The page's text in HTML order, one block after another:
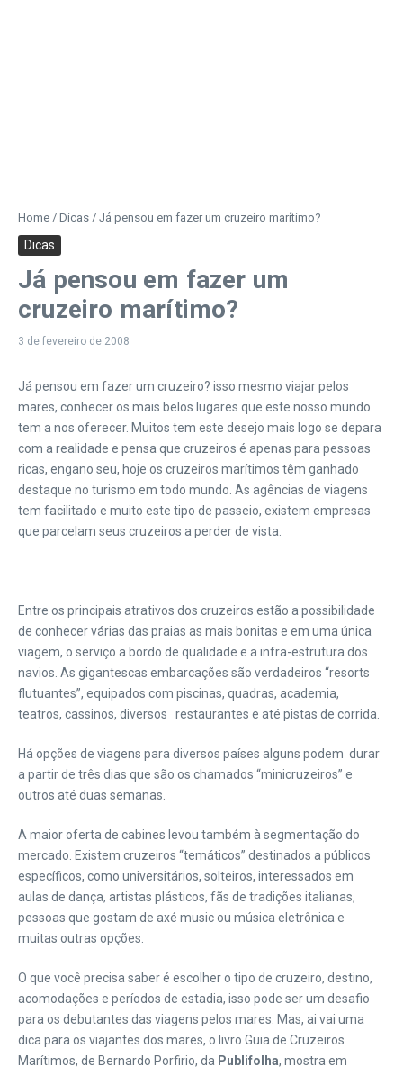
Home / Dicas / Já pensou em fazer um cruzeiro marítimo?
Dicas
Já pensou em fazer um
cruzeiro marítimo?
3 de fevereiro de 2008
Já pensou em fazer um cruzeiro? isso mesmo viajar pelos
mares, conhecer os mais belos lugares que este nosso mundo
tem a nos oferecer. Muitos tem este desejo mais logo se depara
com a realidade e pensa que cruzeiros é apenas para pessoas
ricas, engano seu, hoje os cruzeiros marítimos têm ganhado
destaque no turismo em todo mundo. As agências de viagens
tem facilitado e muito este tipo de passeio, existem empresas
que parcelam seus cruzeiros a perder de vista.
Entre os principais atrativos dos cruzeiros estão a possibilidade
de conhecer várias das praias as mais bonitas e em uma única
viagem, o serviço a bordo de qualidade e a infra-estrutura dos
navios. As gigantescas embarcações são verdadeiros “resorts
flutuantes”, equipados com piscinas, quadras, academia,
teatros, cassinos, diversos restaurantes e até pistas de corrida.
Há opções de viagens para diversos países alguns podem durar
a partir de três dias que são os chamados “minicruzeiros” e
outros até duas semanas.
A maior oferta de cabines levou também à segmentação do
mercado. Existem cruzeiros “temáticos” destinados a públicos
específicos, como universitários, solteiros, interessados em
aulas de dança, artistas plásticos, fãs de tradições italianas,
pessoas que gostam de axé music ou música eletrônica e
muitas outras opções.
O que você precisa saber é escolher o tipo de cruzeiro, destino,
acomodações e períodos de estadia, isso pode ser um desafio
para os debutantes das viagens pelos mares. Mas, ai vai uma
dica para os viajantes dos mares, o livro Guia de Cruzeiros
Marítimos, de Bernardo Porfirio, da Publifolha, mostra em